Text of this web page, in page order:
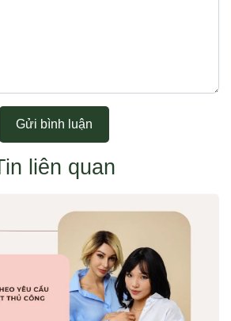
Gửi bình luận
liên quan